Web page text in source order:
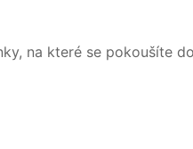
na které se pokoušíte